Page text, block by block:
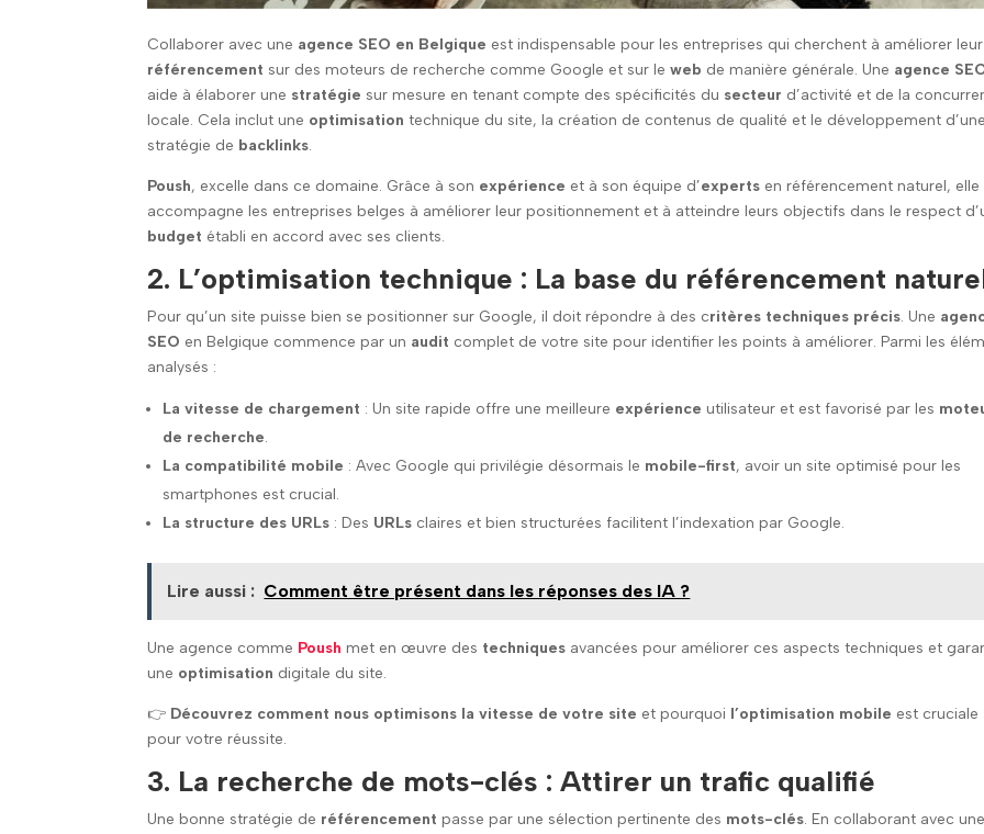
Collaborer avec une agence SEO en Belgique est indispensable pour les entreprises qui cherchent à améliorer leur
référencement sur des moteurs de recherche comme Google et sur leweb de manière générale. Une agence
aide à élaborer une stratégie sur mesure en tenant compte des spécificités du secteur d’activité et de la
locale. Cela inclut une optimisation technique du site, la création de contenus de qualité et le développement d’une
stratégie de backlinks.
Poush, excelle dans ce domaine. Grâce à son expérience et à son équipe d’experts en référencement naturel, elle
accompagne les entreprises belges à améliorer leur positionnement et à atteindre leurs objectifs dans le respect
budget établi en accord avec ses clients.
2. L’optimisation technique : La base du référencement
Pour qu’un site puisse bien se positionner sur Google, il doit répondre à des critères techniques précis. Une
SEO en Belgique commence par un audit complet de votre site pour identifier les points à améliorer. Parmi les
analysés :
La vitesse de chargement : Un site rapide offre une meilleure expérience utilisateur et est favorisé par les
de recherche.
La compatibilité mobile : Avec Google qui privilégie désormais le mobile-first, avoir un site optimisé pour les
smartphones est crucial.
La structure des URLs : Des URLs claires et bien structurées facilitent l’indexation par Google.
Lire aussi : Comment être présent dans les réponses des IA ?
Une agence comme Poush met en œuvre des techniques avancées pour améliorer ces aspects techniques et
une optimisation digitale du site.
👉 Découvrez comment nous optimisons la vitesse de votre site et pourquoi l’optimisation mobile est cruciale
pour votre réussite.
3. La recherche de mots-clés : Attirer un trafic qualifié
Une bonne stratégie de référencement passe par une sélection pertinente des mots-clés. En collaborant avec une